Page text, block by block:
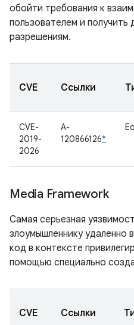
обойти требования к
пользователем и получить
разрешениям.
CVE Ссылки
CVE-
2019-
2026
A-
120866126*
Media Framework
Самая серьезная
злоумышленнику удаленно
код в контексте
помощью специально
CVE Ссылки